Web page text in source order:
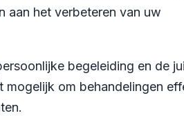
aan het verbeteren van uw
begeleiding en de
mogelijk om behandelingen